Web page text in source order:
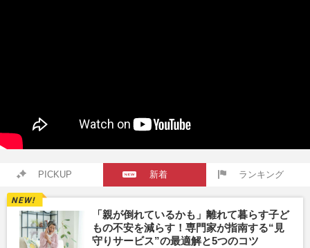
PICKUP 新着 ランキング
「親が倒れているかも」離れて暮らす子ど
もの不安を減らす！専門家が指南する“見
守りサービス”の最適解と5つのコツ